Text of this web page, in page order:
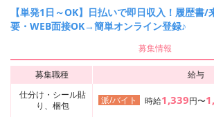
【単発1日～OK】日払いで即日収入！履歴書/
要・WEB面接OK→簡単オンライン登録♪
募集情報
募集職種
給与
仕分け・シール貼
り、梱包
派/バイト 時給1,339円〜